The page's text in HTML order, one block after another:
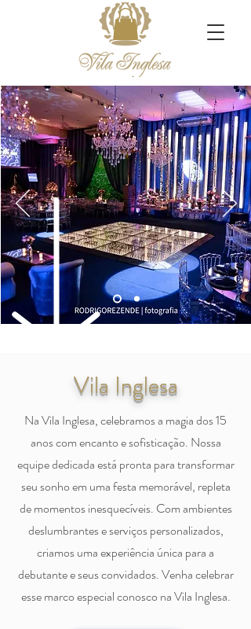
Vila Inglesa
Na Vila Inglesa, celebramos a magia dos 15
anos com encanto e sofisticação. Nossa
equipe dedicada está pronta para transformar
seu sonho em uma festa memorável, repleta
de momentos inesquecíveis. Com ambientes
deslumbrantes e serviços personalizados,
criamos uma experiência única para a
debutante e seus convidados. Venha celebrar
esse marco especial conosco na Vila Inglesa.